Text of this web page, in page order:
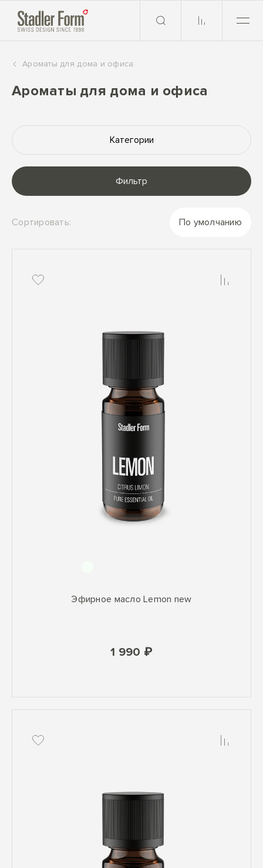
Ароматы для дома и офиса
Ароматы для дома и офиса
Категории
Фильтр
Сортировать: По умолчанию
Эфирное масло Lemon new
1 990 ₽